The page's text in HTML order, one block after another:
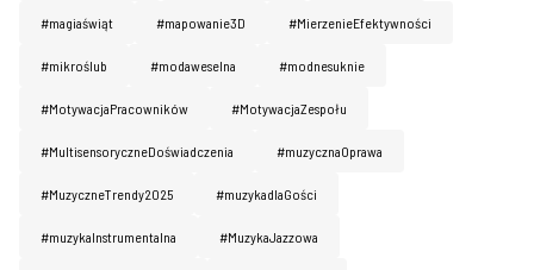
#magiaświąt #mapowanie3D #MierzenieEfektywności
#mikroślub #modaweselna #modnesuknie
#MotywacjaPracowników #MotywacjaZespołu
#MultisensoryczneDoświadczenia #muzycznaOprawa
#MuzyczneTrendy2025 #muzykadlaGości
#muzykaInstrumentalna #MuzykaJazzowa